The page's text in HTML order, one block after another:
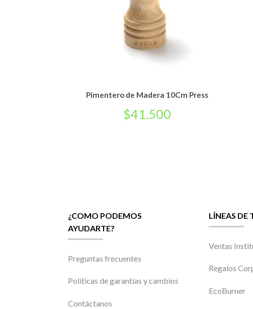
Pimentero de Madera 10Cm Press
$41.500
¿COMO PODEMOS
AYUDARTE?
Preguntas frecuentes
Politicas de garantías y cambios
Contáctanos
LÍNEAS DE
Ventas
Regalos
EcoBurner